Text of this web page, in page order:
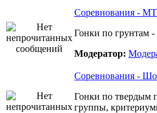
Соревнования -
Гонки по грунтам
Модератор:
Соревнования -
Гонки по твердым
группы,